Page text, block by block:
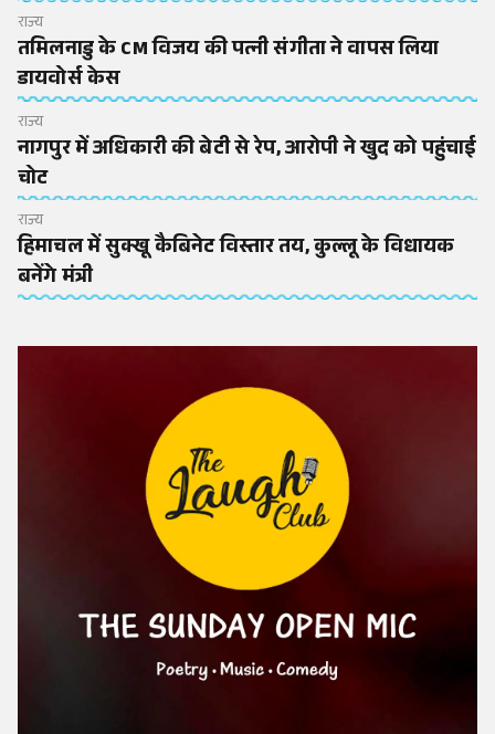
राज्य
तमिलनाडु के CM विजय की पत्नी संगीता ने वापस लिया
डायवोर्स केस
राज्य
नागपुर में अधिकारी की बेटी से रेप, आरोपी ने खुद को पहुंचाई
चोट
राज्य
हिमाचल में सुक्खू कैबिनेट विस्तार तय, कुल्लू के विधायक
बनेंगे मंत्री